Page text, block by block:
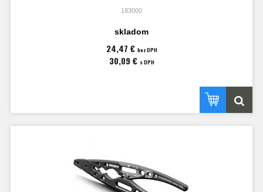
183000
skladom
24,47 € bez DPH
30,09 € s DPH